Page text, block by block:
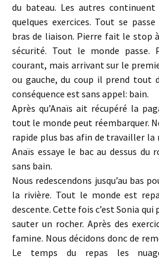
du bateau. Les autres
quelques exercices. Tout se
bras de liaison. Pierre fait le stop
sécurité. Tout le monde passe.
courant, mais arrivant sur le
ou gauche, du coup il prend tout
conséquence est sans appel: bain.
Après qu’Anaïs ait récupéré la
tout le monde peut réembarquer.
rapide plus bas afin de travailler la
Anaïs essaye le bac au dessus du
sans bain.
Nous redescendons jusqu’au bas
la rivière. Tout le monde est
descente. Cette fois c’est Sonia
sauter un rocher. Après des
famine. Nous décidons donc de
Le temps du repas les